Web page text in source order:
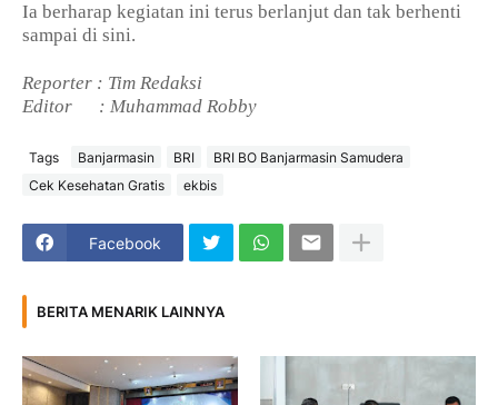
Ia berharap kegiatan ini terus berlanjut dan tak berhenti
sampai di sini.
Reporter : Tim Redaksi
Editor
: Muhammad Robby
Tags Banjarmasin BRI
BRI BO Banjarmasin Samudera
Cek Kesehatan Gratis
ekbis
Facebook
BERITA MENARIK LAINNYA